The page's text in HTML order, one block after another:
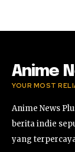
Anime
YOUR MOST
Anime News
berita indie
yang